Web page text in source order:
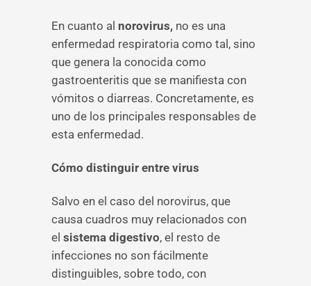
En cuanto al norovirus, no es una
enfermedad respiratoria como tal, sino
que genera la conocida como
gastroenteritis que se manifiesta con
vómitos o diarreas. Concretamente, es
uno de los principales responsables de
esta enfermedad.
Cómo distinguir entre virus
Salvo en el caso del norovirus, que
causa cuadros muy relacionados con
el sistema digestivo, el resto de
infecciones no son fácilmente
distinguibles, sobre todo, con